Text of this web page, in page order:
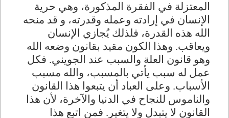
المعتزلة في الفقرة المذكورة، وهي حرية
الإنسان في إرادته وعمله وقدرته، و قد منحه
الله هذه القدرة، فلذلك يُجازي الإنسان
ويعاقب. وهذا الكون مقيد بقانون وضعه الله
وهو قانون العلة والسبب عند الجويني. فكل
عمل له سبب يأتي بالمسبب، والله مسبب
الأسباب. وعلى العباد أن يتبعوا هذا القانون
والناموس للنجاح في الدنيا والآخرة، لأن هذا
القانون لا يتبدل ولا يتغير. فمن اتبع هذا